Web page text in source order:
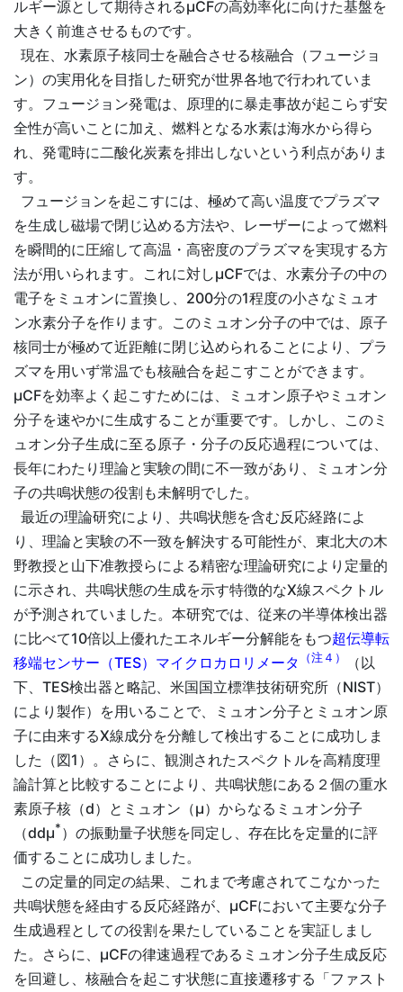
ルギー源として期待されるµCFの高効率化に向けた基盤を
大きく前進させるものです。
現在、水素原子核同士を融合させる核融合（フュージョ
ン）の実用化を目指した研究が世界各地で行われていま
す。フュージョン発電は、原理的に暴走事故が起こらず安
全性が高いことに加え、燃料となる水素は海水から得ら
れ、発電時に二酸化炭素を排出しないという利点がありま
す。
フュージョンを起こすには、極めて高い温度でプラズマ
を生成し磁場で閉じ込める方法や、レーザーによって燃料
を瞬間的に圧縮して高温・高密度のプラズマを実現する方
法が用いられます。これに対しµCFでは、水素分子の中の
電子をミュオンに置換し、200分の1程度の小さなミュオ
ン水素分子を作ります。このミュオン分子の中では、原子
核同士が極めて近距離に閉じ込められることにより、プラ
ズマを用いず常温でも核融合を起こすことができます。
µCFを効率よく起こすためには、ミュオン原子やミュオン
分子を速やかに生成することが重要です。しかし、このミ
ュオン分子生成に至る原子・分子の反応過程については、
長年にわたり理論と実験の間に不一致があり、ミュオン分
子の共鳴状態の役割も未解明でした。
最近の理論研究により、共鳴状態を含む反応経路によ
り、理論と実験の不一致を解決する可能性が、東北大の木
野教授と山下准教授らによる精密な理論研究により定量的
に示され、共鳴状態の生成を示す特徴的なX線スペクトル
が予測されていました。本研究では、従来の半導体検出器
に比べて10倍以上優れたエネルギー分解能をもつ超伝導転
移端センサー（TES）マイクロカロリメータ
（注４）
（以
下、TES検出器と略記、米国国立標準技術研究所（NIST）
により製作）を用いることで、ミュオン分子とミュオン原
子に由来するX線成分を分離して検出することに成功しま
した（図1）。さらに、観測されたスペクトルを高精度理
論計算と比較することにより、共鳴状態にある２個の重水
素原子核（d）とミュオン（µ）からなるミュオン分子
（ddµ* ）の振動量子状態を同定し、存在比を定量的に評
価することに成功しました。
この定量的同定の結果、これまで考慮されてこなかった
共鳴状態を経由する反応経路が、µCFにおいて主要な分子
生成過程としての役割を果たしていることを実証しまし
た。さらに、µCFの律速過程であるミュオン分子生成反応
を回避し、核融合を起こす状態に直接遷移する「ファスト